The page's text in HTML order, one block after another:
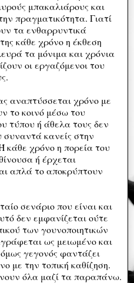
μπακαλιάρους και
πραγματικότητα. Γιατί
τα ενθαρρυντικά
κάθε χρόνο η έκθεση
τα μόνιμα και χρόνια
οι εργαζόμενοι του
αναπτύσσεται χρόνο με
το κοινό μέσω του
τύπου ή άθελα τους δεν
συναντά κανείς στην
κάθε χρόνο η πορεία του
ή έρχεται
απλά το αποκρύπτουν
σενάριο που είναι και
δεν εμφανίζεται ούτε
των γουνοποιητικών
ως μειωμένο και
γεγονός φαντάζει
με την τοπική καθίζηση.
όλα μαζί τα παραπάνω.